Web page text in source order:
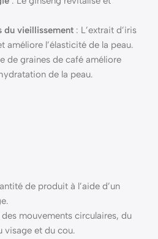
du vieillissement : L’extrait d’iris
améliore l’élasticité de la peau.
de graines de café améliore
de la peau.
de produit à l’aide d’un
mouvements circulaires, du
visage et du cou.